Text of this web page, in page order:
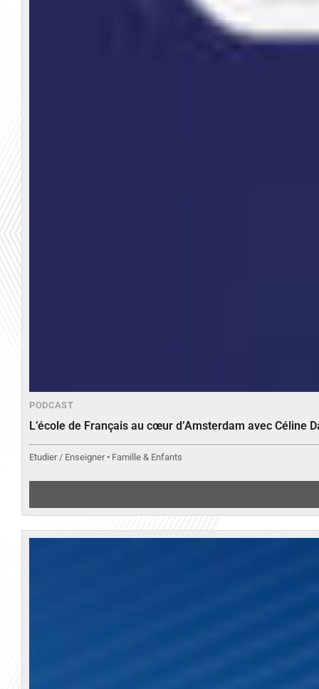
PODCAST
L’école de Français au cœur d’Amsterdam avec Céline
Etudier / Enseigner • Famille & Enfants